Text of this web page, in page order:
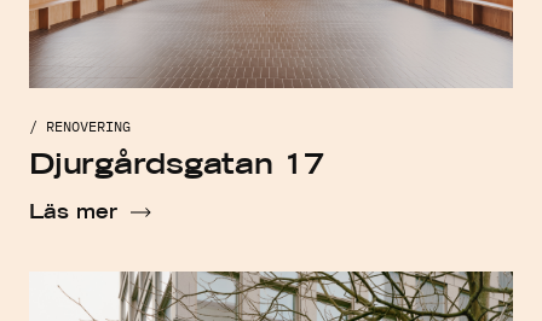
/ RENOVERING
Djurgårdsgatan 17
Läs mer